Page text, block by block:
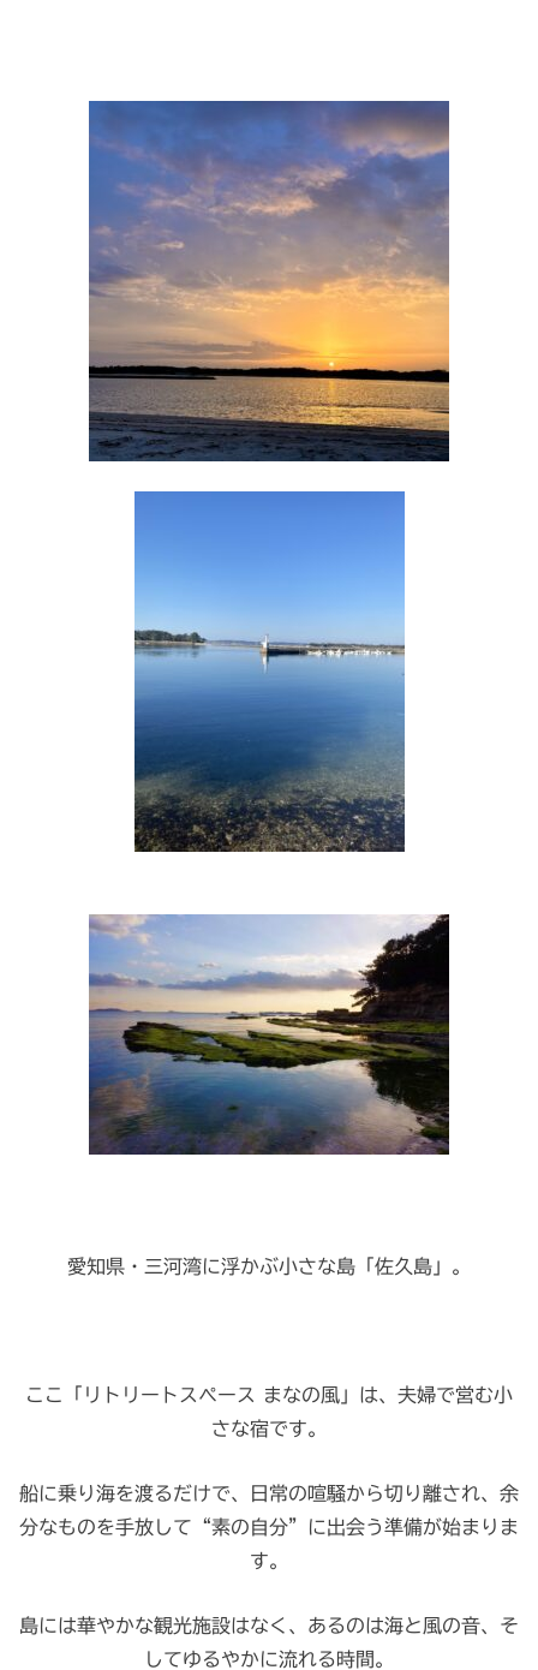
愛知県・三河湾に浮かぶ小さな島「佐久島」。
ここ「リトリートスペース まなの風」は、夫婦で営む小
さな宿です。
船に乗り海を渡るだけで、日常の喧騒から切り離され、余
分なものを手放して“素の自分”に出会う準備が始まりま
す。
島には華やかな観光施設はなく、あるのは海と風の音、そ
してゆるやかに流れる時間。